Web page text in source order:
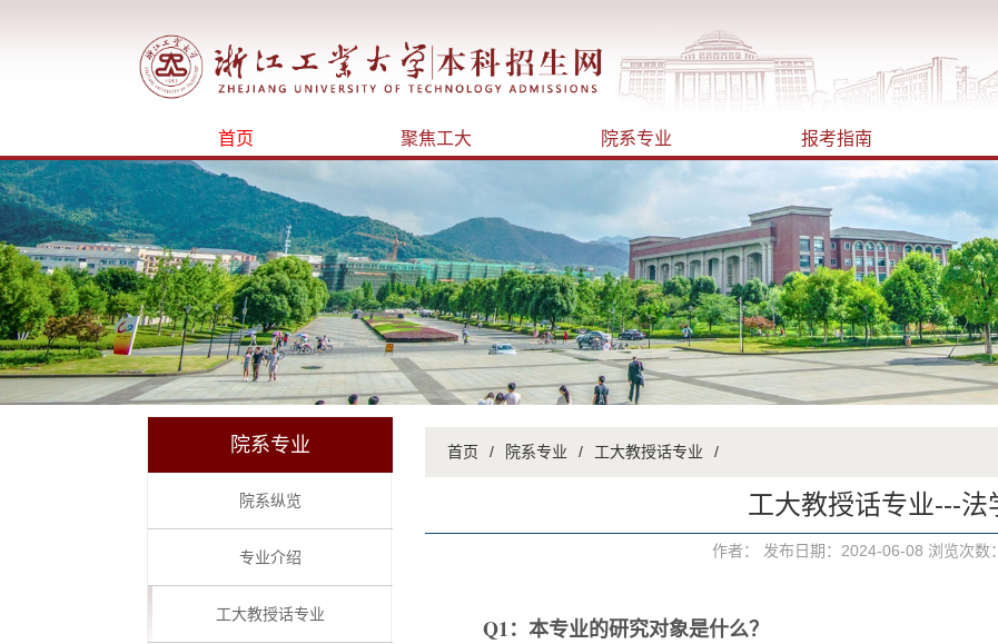
首页 聚焦工大 院系专业 报考指南
院系专业
院系纵览
专业介绍
工大教授话专业
首页 / 院系专业 / 工大教授话专业 /
工大教授话专业---法
作者： 发布日期：2024-06-08 浏览次数：
Q1：本专业的研究对象是什么？